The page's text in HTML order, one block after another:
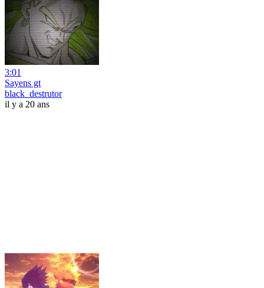
3:01
Sayens gt
black_destrutor
il y a 20 ans